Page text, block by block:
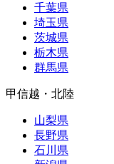
千葉県
埼玉県
茨城県
栃木県
群馬県
甲信越・北陸
山梨県
長野県
石川県